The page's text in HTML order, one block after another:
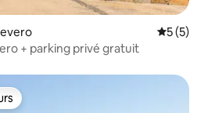
5 (5)
+ parking privé gratuit